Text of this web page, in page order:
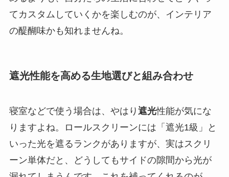
てカスタムしていくかを楽しむのが、インテリア
の醍醐味かも知れませんね。
遮光性能を高める生地選びと組み合わせ
寝室などで使う場合は、やはり 遮光性能が気にな
りますよね。ロールスクリーンには「遮光1級」と
いった光を遮るランクがありますが、実はスクリ
ーン単体だと、どうしてもサイドの隙間から光が